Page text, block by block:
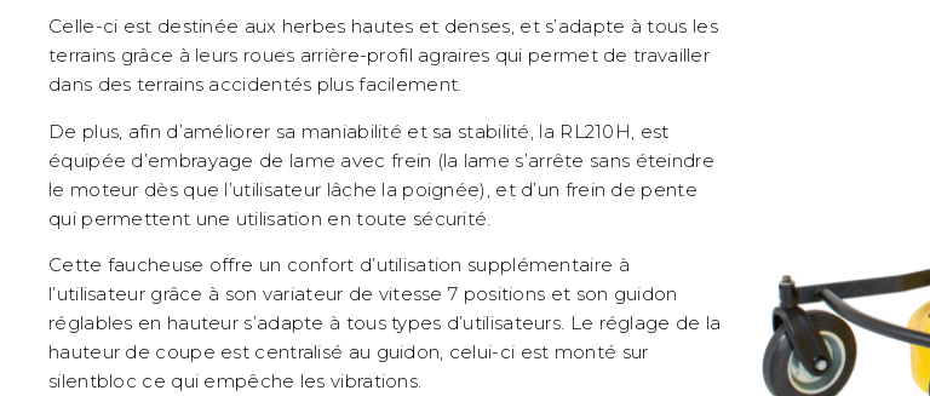
Celle-ci est destinée aux herbes hautes et denses, et s’adapte à tous les
terrains grâce à leurs roues arrière-profil agraires qui permet de travailler
dans des terrains accidentés plus facilement.
De plus, afin d’améliorer sa maniabilité et sa stabilité, la RL210H, est
équipée d’embrayage de lame avec frein (la lame s’arrête sans éteindre
le moteur dès que l’utilisateur lâche la poignée), et d’un frein de pente
qui permettent une utilisation en toute sécurité.
Cette faucheuse offre un confort d’utilisation supplémentaire à
l’utilisateur grâce à son variateur de vitesse 7 positions et son guidon
réglables en hauteur s’adapte à tous types d’utilisateurs. Le réglage de la
hauteur de coupe est centralisé au guidon, celui-ci est monté sur
silentbloc ce qui empêche les vibrations.